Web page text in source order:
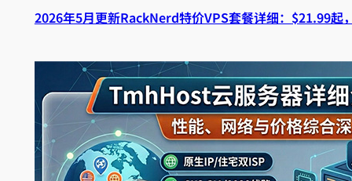
2026年5月更新RackNerd特价VPS套餐详细：$21.99起